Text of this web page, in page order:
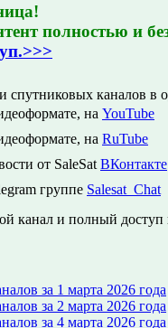
полностью и
спутниковых каналов в
на YouTube
на RuTube
от SaleSat ВКонтакте
группе Salesat_Chat
канал и полный
за 1 марта 2026 года
за 2 марта 2026 года
за 4 марта 2026 года